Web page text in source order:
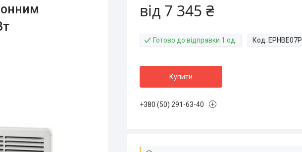
від 7 345 ₴
Готово до відправки 1 од. Код: EPHBE07P
Купити
+380 (50) 291-63-40